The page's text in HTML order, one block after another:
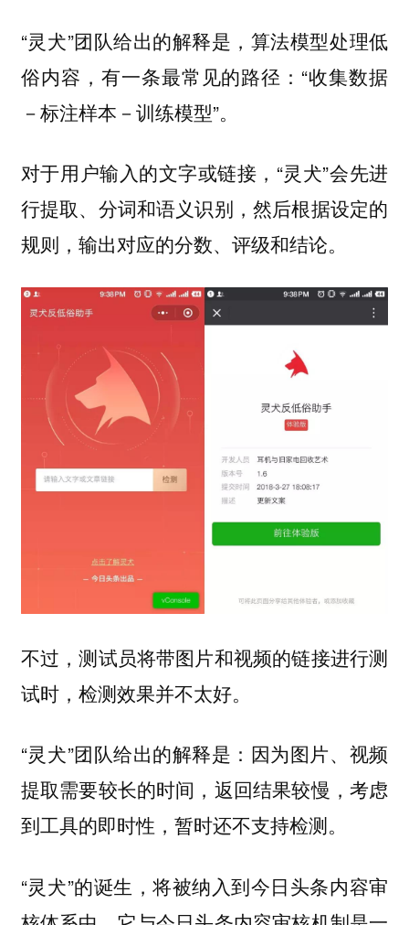
“灵犬”团队给出的解释是，算法模型处理低
俗内容，有一条最常见的路径：“收集数据
－标注样本－训练模型”。
对于用户输入的文字或链接，“灵犬”会先进
行提取、分词和语义识别，然后根据设定的
规则，输出对应的分数、评级和结论。
不过，测试员将带图片和视频的链接进行测
试时，检测效果并不太好。
“灵犬”团队给出的解释是：因为图片、视频
提取需要较长的时间，返回结果较慢，考虑
到工具的即时性，暂时还不支持检测。
“灵犬”的诞生，将被纳入到今日头条内容审